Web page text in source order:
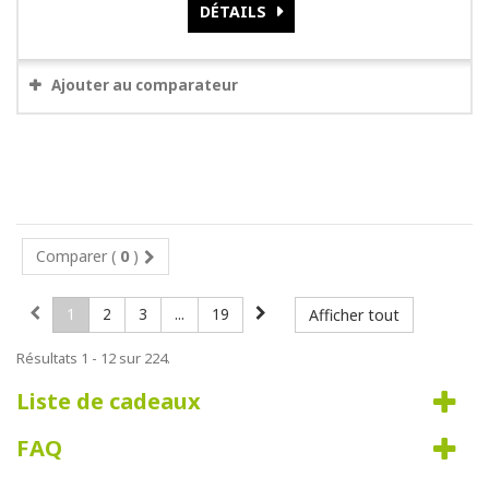
DÉTAILS
Ajouter au comparateur
Comparer ( 0 )
Afficher tout
1 2 3 ... 19
Résultats 1 - 12 sur 224.
Liste de cadeaux
FAQ